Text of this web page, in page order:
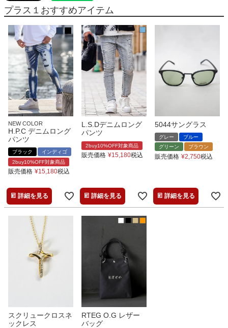
プラス１おすすめアイテム
NEW COLOR
H.P.C デニムロング
パンツ
ブラック
インディゴ
2buy10%OFF対象商品
販売価格 ¥15,180税込
詳細を見る
L.S.Dデニムロング
パンツ
2buy10%OFF対象商品
販売価格 ¥15,180税込
詳細を見る
5044サングラス
グレー
ブルー
グリーン
ブラウン
販売価格 ¥2,750税込
詳細を見る
スクリュークロスネ
ックレス
RTEG O.G レザー
バッグ